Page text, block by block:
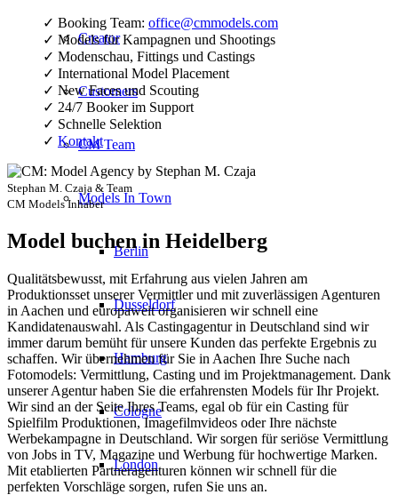
Creator
Customers
CM Team
Models In Town
Berlin
Dusseldorf
Hamburg
Cologne
London
✓ Booking Team: office@cmmodels.com
✓ Models für Kampagnen und Shootings
✓ Modenschau, Fittings und Castings
✓ International Model Placement
✓ New Faces und Scouting
✓ 24/7 Booker im Support
✓ Schnelle Selektion
✓ Kontakt
Stephan M. Czaja & Team
CM Models Inhaber
Model buchen in Heidelberg
Qualitätsbewusst, mit Erfahrung aus vielen Jahren am
Produktionsset unserer Vermittler und mit zuverlässigen Agenturen
in Aachen und europaweit organisieren wir schnell eine
Kandidatenauswahl. Als Castingagentur in Deutschland sind wir
immer darum bemüht für unsere Kunden das perfekte Ergebnis zu
schaffen. Wir übernehmen für Sie in Aachen Ihre Suche nach
Fotomodels: Vermittlung, Casting und im Projektmanagement. Dank
unserer Agentur haben Sie die erfahrensten Models für Ihr Projekt.
Wir sind an der Seite Ihres Teams, egal ob für ein Casting für
Spielfilm Produktionen, Imagefilmvideos oder Ihre nächste
Werbekampagne in Deutschland. Wir sorgen für seriöse Vermittlung
von Jobs in TV, Magazine und Werbung für hochwertige Marken.
Mit etablierten Partneragenturen können wir schnell für die
perfekten Vorschläge sorgen, rufen Sie uns an.